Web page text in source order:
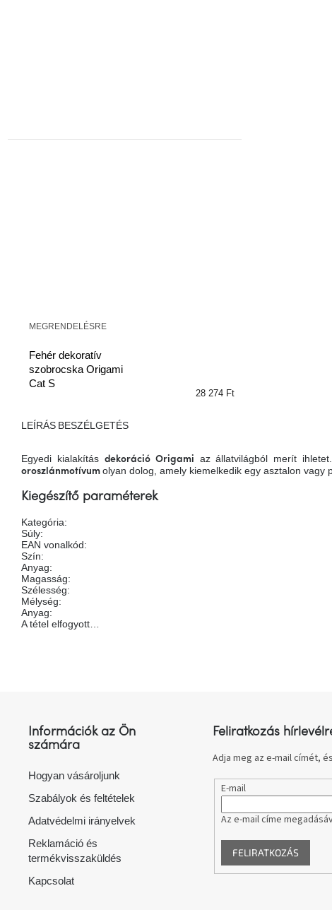
Fehér dekoratív
szobrocska Origami
Cat S
MEGRENDELÉSRE
28 274 Ft
LEÍRÁS BESZÉLGETÉS
Egyedi kialakítás dekoráció Origami az állatvilágból merít ihletet.
oroszlánmotívum olyan dolog, amely kiemelkedik egy asztalon vagy
Kiegészítő paraméterek
Kategória:
Súly:
EAN vonalkód:
Szín:
Anyag:
Magasság:
Szélesség:
Mélység:
Anyag:
A tétel elfogyott…
Információk az Ön
számára
Hogyan vásároljunk
Szabályok és feltételek
Adatvédelmi irányelvek
Reklamáció és
termékvisszaküldés
Kapcsolat
Feliratkozás
Adja meg az e-mail címét,
E-mail
Az e-mail címe
FELIRATKOZÁS